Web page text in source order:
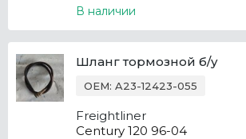
В наличии
Шланг тормозной б/у
OEM: A23-12423-055
Freightliner
Century 120 96-04